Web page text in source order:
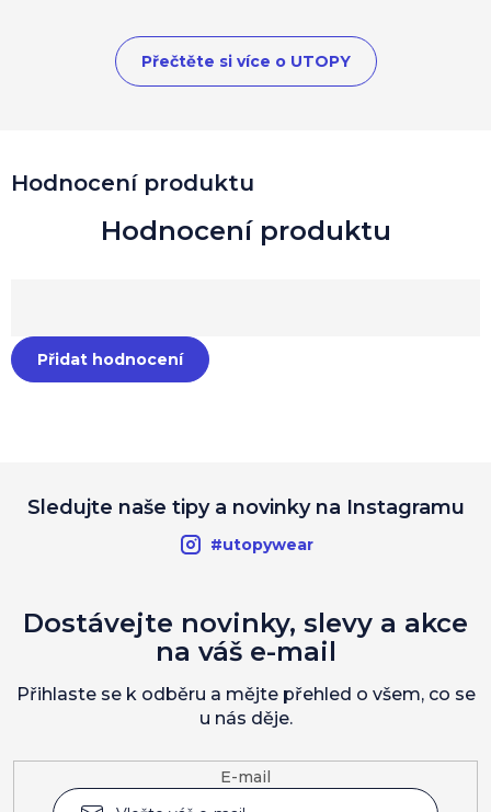
Hodnocení produktu
Přidat hodnocení
Přečtěte si více o UTOPY
Sledujte naše tipy a novinky na Instagramu
#utopywear
E-mail
Dostávejte novinky, slevy a akce
na váš e-mail
Přihlaste se k odběru a mějte přehled o všem, co se
u nás děje.